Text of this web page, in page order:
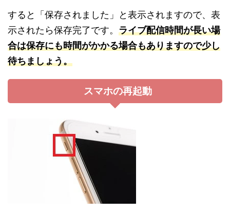
すると「保存されました」と表示されますので、表
示されたら保存完了です。 ライブ配信時間が長い場
合は保存にも時間がかかる場合もありますので少し
待ちましょう。
スマホの再起動